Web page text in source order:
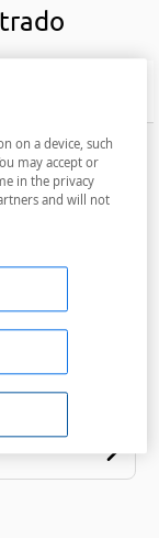
on a device, such
may accept or
in the privacy
and will not